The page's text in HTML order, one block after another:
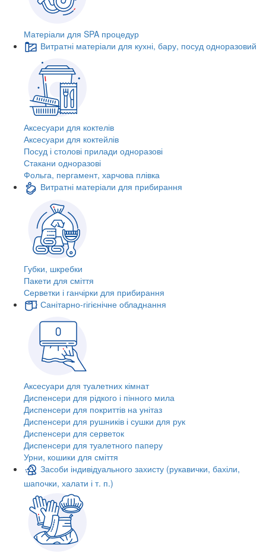
Матеріали для SPA процедур
Витратні матеріали для кухні, бару, посуд одноразовий
Аксесуари для коктелів
Аксесуари для коктейлів
Посуд і столові прилади одноразові
Стакани одноразові
Фольга, пергамент, харчова плівка
Витратні матеріали для прибирання
Губки, шкребки
Пакети для сміття
Серветки і ганчірки для прибирання
Санітарно-гігієнічне обладнання
Аксесуари для туалетних кімнат
Диспенсери для рідкого і пінного мила
Диспенсери для покриттів на унітаз
Диспенсери для рушників і сушки для рук
Диспенсери для серветок
Диспенсери для туалетного паперу
Урни, кошики для сміття
Засоби індивідуального захисту (рукавички, бахіли,
шапочки, халати і т. п.)